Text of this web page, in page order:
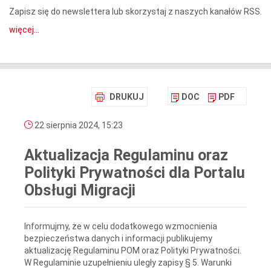
Zapisz się do newslettera lub skorzystaj z naszych kanałów RSS.
więcej...
DRUKUJ DOC PDF
22 sierpnia 2024, 15:23
Aktualizacja Regulaminu oraz
Polityki Prywatności dla Portalu
Obsługi Migracji
Informujmy, że w celu dodatkowego wzmocnienia
bezpieczeństwa danych i informacji publikujemy
aktualizację Regulaminu POM oraz Polityki Prywatności.
W Regulaminie uzupełnieniu uległy zapisy § 5. Warunki